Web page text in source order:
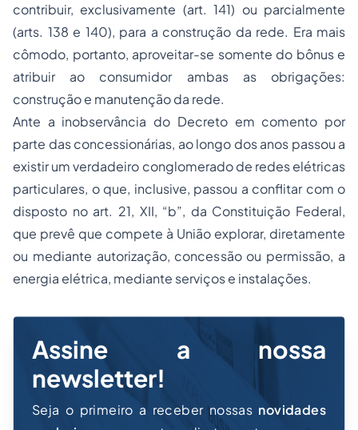
contribuir, exclusivamente (art. 141) ou parcialmente
(arts. 138 e 140), para a construção da rede. Era mais
cômodo, portanto, aproveitar-se somente do bônus e
atribuir ao consumidor ambas as obrigações:
construção e manutenção da rede.
Ante a inobservância do Decreto em comento por
parte das concessionárias, ao longo dos anos passou a
existir um verdadeiro conglomerado de redes elétricas
particulares, o que, inclusive, passou a conflitar com o
disposto no art. 21, XII, “b”, da Constituição Federal,
que prevê que compete à União explorar, diretamente
ou mediante autorização, concessão ou permissão, a
energia elétrica, mediante serviços e instalações.
Assine a nossa
newsletter!
Seja o primeiro a receber nossas novidades